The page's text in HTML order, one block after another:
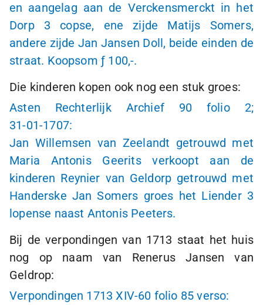
en aangelag aan de Verckensmerckt in het
Dorp 3 copse, ene zijde Matijs Somers,
andere zijde Jan Jansen Doll, beide einden de
straat. Koopsomƒ 100,-.
Die kinderen kopen ook nog een stuk groes:
Asten Rechterlijk Archief 90 folio 2;
31-01-1707:
Jan Willemsen van Zeelandt getrouwd met
Maria Antonis Geerits verkoopt aan de
kinderen Reynier van Geldorp getrouwd met
Handerske Jan Somers groes het Liender 3
lopense naast Antonis Peeters.
Bij de verpondingen van 1713 staat het huis
nog op naam van Renerus Jansen van
Geldrop:
Verpondingen 1713 XIV-60 folio 85 verso: